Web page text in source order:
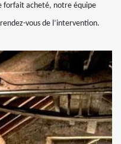
forfait acheté, notre équipe
vous de l’intervention.